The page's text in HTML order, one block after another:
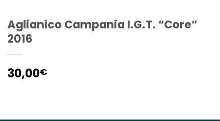
Aglianico Campania I.G.T. “Core”
2016
30,00€